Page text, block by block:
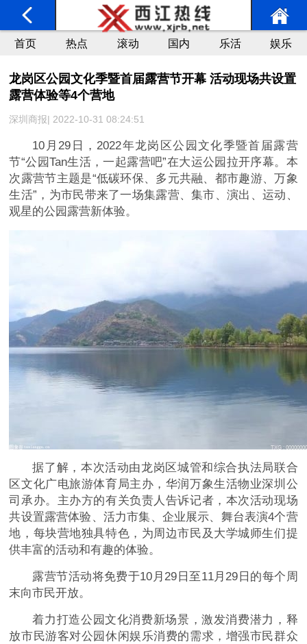
首页 热点 滚动 国内 乐活 娱乐
龙岗区公园文化季暨首届露营节开幕 活动现场共设置
露营体验等4个营地
深圳商报| 2022-10-31 08:24:51
10月29日，2022年龙岗区公园文化季暨首届露营
节“公园Tan生活，一起露营吧”在大运公园拉开序幕。本
次露营节主题是“低碳环保、多元共融、都市趣游、万象
生活”，为市民带来了一场集露营、集市、演出、运动、
观星的公园露营新体验。
据了解，本次活动由龙岗区城管和综合执法局联合
区文化广电旅游体育局主办，华润万象生活物业深圳公
司承办。主办方的有关负责人告诉记者，本次活动现场
共设置露营体验、活力市集、企业展示、舞台表演4个营
地，每块营地独具特色，为周边市民及大学城师生们提
供丰富的活动和有趣的体验。
露营节活动将免费于10月29日至11月29日的每个周
末向市民开放。
着力打造公园文化消费新场景，激发消费潜力，释
放市民游客对公园休闲娱乐消费的需求，增强市民群众